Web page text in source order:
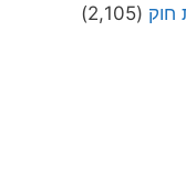
חוק (2,105)